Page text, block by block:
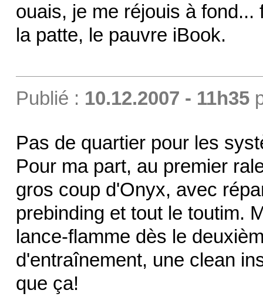
ouais, je me réjouis à
la patte, le pauvre iBook.
Publié : 10.12.2007 - 11h35
Pas de quartier pour les
Pour ma part, au premier
gros coup d'Onyx, avec
prebinding et tout le toutim.
lance-flamme dès le
d'entraînement, une clean
que ça!